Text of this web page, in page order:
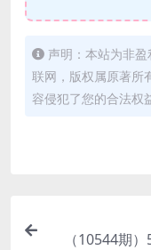
声明：本站为非
联网，版权属原著所
容侵犯了您的合法权
（10544期